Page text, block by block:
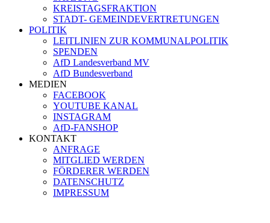
KREISTAGSFRAKTION
STADT- GEMEINDEVERTRETUNGEN
POLITIK
LEITLINIEN ZUR KOMMUNALPOLITIK
SPENDEN
AfD Landesverband MV
AfD Bundesverband
MEDIEN
FACEBOOK
YOUTUBE KANAL
INSTAGRAM
AfD-FANSHOP
KONTAKT
ANFRAGE
MITGLIED WERDEN
FÖRDERER WERDEN
DATENSCHUTZ
IMPRESSUM